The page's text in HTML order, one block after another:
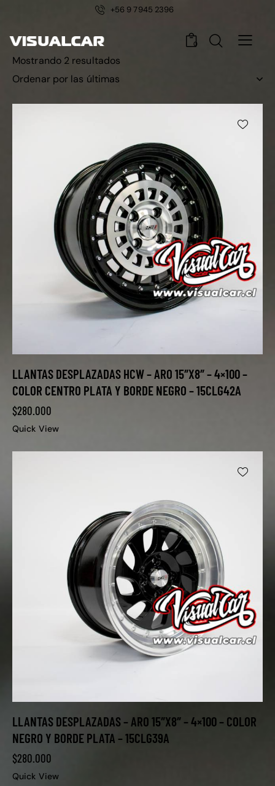
+56 9 7945 2396
0
Mostrando 2 resultados
LLANTAS DESPLAZADAS HCW – ARO 15″X8″ – 4×100 –
COLOR CENTRO PLATA Y BORDE NEGRO – 15CLG42A
$280.000
Quick View
LLANTAS DESPLAZADAS – ARO 15″X8″ – 4×100 – COLOR
NEGRO Y BORDE PLATA – 15CLG39A
$280.000
Quick View